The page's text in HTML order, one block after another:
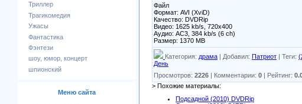
Триллер
Трагикомедия
Ужасы
Фантастика
Фэнтези
шоу, юмор, концерт
шпионский
Меню сайта
Файл
Формат: AVI (XviD)
Качество: DVDRip
Видео: 1625 kb/s, 720x400
Аудио: AC3, 384 kb/s (6 ch)
Размер: 1370 MB
Категория: драма | Добавил: Патриот | Теги:
День
Просмотров: 2226 | Комментарии: 0 | Рейтинг:
> Похожие материалы:
Подсадной (2010) DVDRip